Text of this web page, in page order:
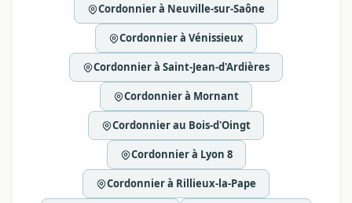
Cordonnier à Neuville-sur-Saône
Cordonnier à Vénissieux
Cordonnier à Saint-Jean-d'Ardières
Cordonnier à Mornant
Cordonnier au Bois-d'Oingt
Cordonnier à Lyon 8
Cordonnier à Rillieux-la-Pape